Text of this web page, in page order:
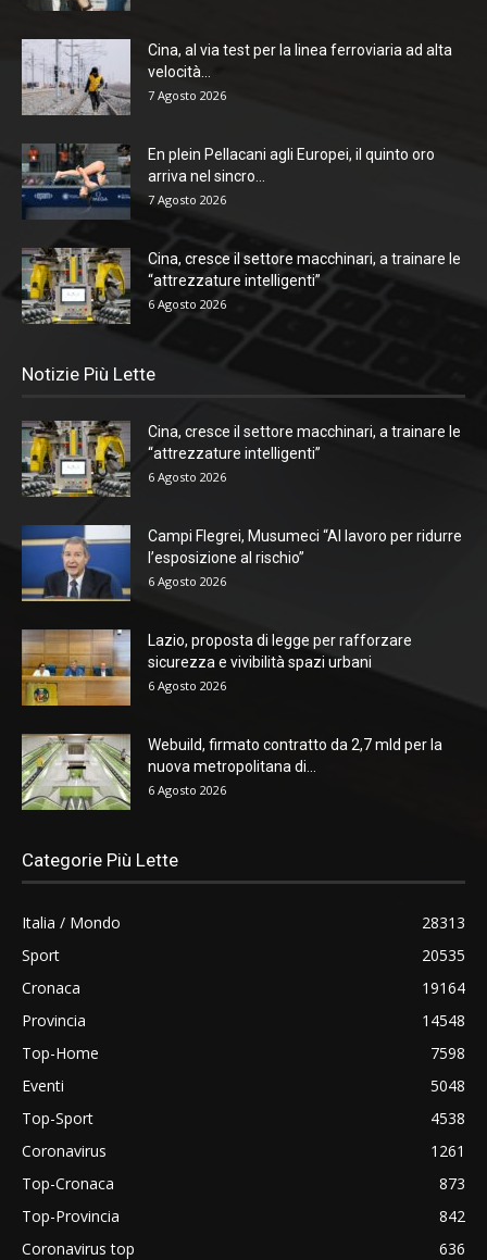
Cina, al via test per la linea ferroviaria ad alta
velocità...
7 Agosto 2026
En plein Pellacani agli Europei, il quinto oro
arriva nel sincro...
7 Agosto 2026
Cina, cresce il settore macchinari, a trainare le
“attrezzature intelligenti”
6 Agosto 2026
Notizie Più Lette
Cina, cresce il settore macchinari, a trainare le
“attrezzature intelligenti”
6 Agosto 2026
Campi Flegrei, Musumeci “Al lavoro per ridurre
l’esposizione al rischio”
6 Agosto 2026
Lazio, proposta di legge per rafforzare
sicurezza e vivibilità spazi urbani
6 Agosto 2026
Webuild, firmato contratto da 2,7 mld per la
nuova metropolitana di...
6 Agosto 2026
Categorie Più Lette
Italia / Mondo
28313
Sport
20535
Cronaca
19164
Provincia
14548
Top-Home
7598
Eventi
5048
Top-Sport
4538
Coronavirus
1261
Top-Cronaca
873
Top-Provincia
842
Coronavirus top
636